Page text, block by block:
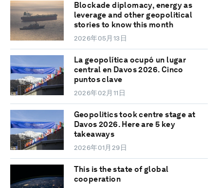
Blockade diplomacy, energy as
leverage and other geopolitical
stories to know this month
2026年05月13日
La geopolítica ocupó un lugar
central en Davos 2026. Cinco
puntos clave
2026年02月11日
Geopolitics took centre stage at
Davos 2026. Here are 5 key
takeaways
2026年01月29日
This is the state of global
cooperation